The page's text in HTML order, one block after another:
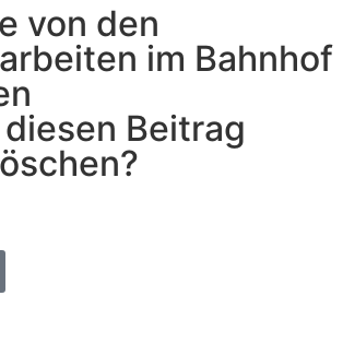
von den
im Bahnhof
Beitrag